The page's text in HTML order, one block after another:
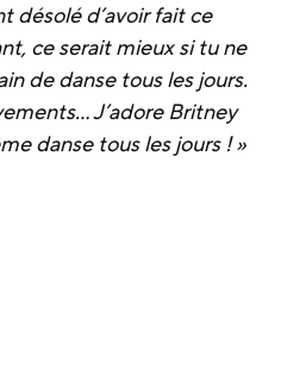
désolé d’avoir fait ce
ce serait mieux si tu ne
de danse tous les jours.
J’adore Britney
danse tous les jours ! »